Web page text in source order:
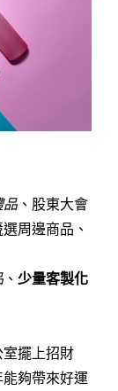
品、股東大會
周邊商品、
、 少量客製化
擺上招財
夠帶來好運